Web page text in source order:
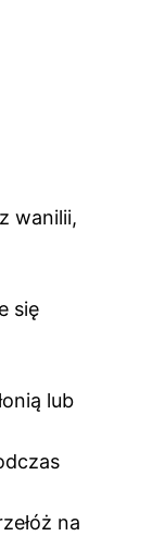
wanilii,
się
lub
na